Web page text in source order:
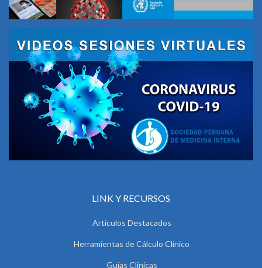
LINK Y RECURSOS
Artículos Destacados
Herramientas de Cálculo Clínico
Guías Clínicas